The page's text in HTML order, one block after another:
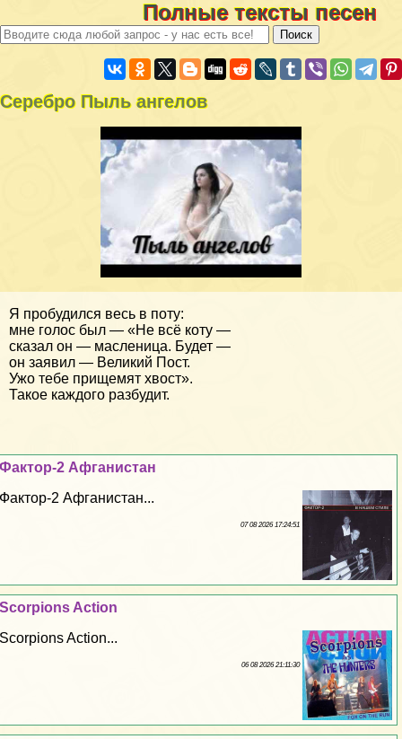
Полные тексты песен
Серебро Пыль ангелов
Я пробудился весь в поту:
мне голос был — «Не всё коту —
сказал он — масленица. Будет —
он заявил — Великий Пост.
Ужо тебе прищемят хвост».
Такое каждого разбудит.
Фактор-2 Афганистан
Фактор-2 Афганистан...
07 08 2026 17:24:51
Scorpions Action
Scorpions Action...
06 08 2026 21:11:30